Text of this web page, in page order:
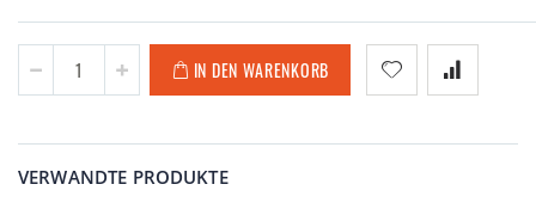
IN DEN WARENKORB
VERWANDTE PRODUKTE